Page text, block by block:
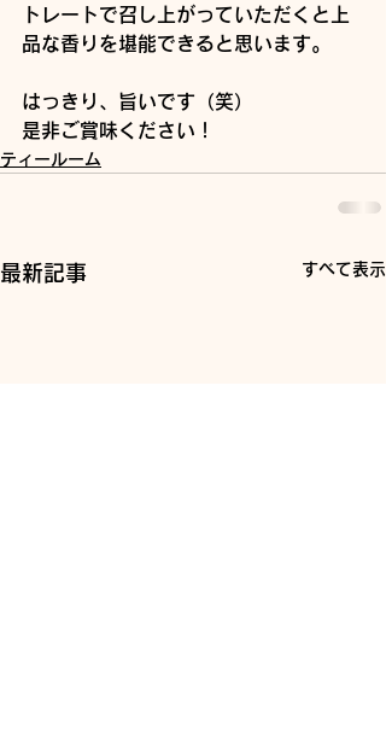
トレートで召し上がっていただくと上
品な香りを堪能できると思います。
はっきり、旨いです（笑）
是非ご賞味ください！
ティールーム
最新記事 すべて表示